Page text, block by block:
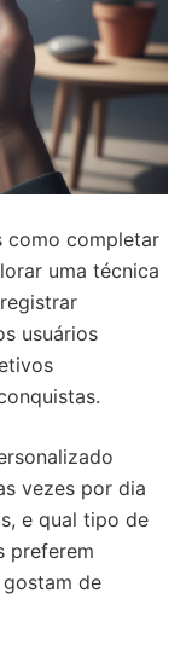
como completar
uma técnica
usuários
vezes por dia
e qual tipo de
preferem
de